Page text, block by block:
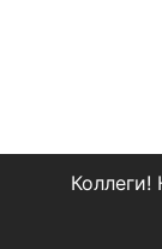
Коллеги!